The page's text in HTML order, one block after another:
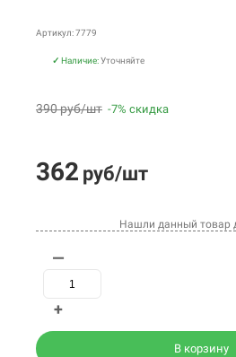
Артикул: 7779
✓ Наличие:Уточняйте
390 руб/шт -7% скидка
362 руб/шт
Нашли данный товар
—
+
В корзину